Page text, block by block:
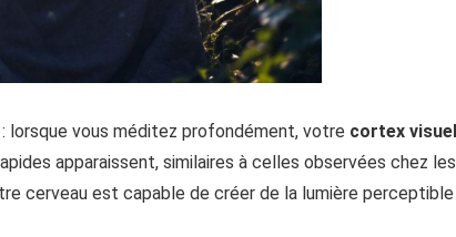
lorsque vous méditez profondément, votre cortex visuel
apparaissent, similaires à celles observées chez les
cerveau est capable de créer de la lumière perceptible